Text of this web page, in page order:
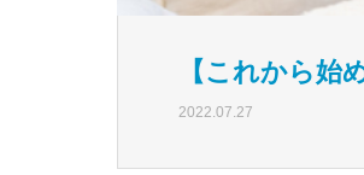
【これから始
2022.07.27